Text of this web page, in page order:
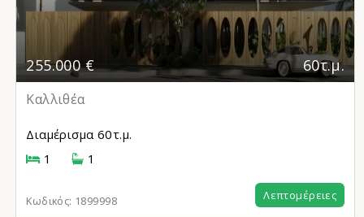
255.000 € 60τ.μ.
Καλλιθέα
Διαμέρισμα 60τ.μ.
1
1
Κωδικός: 1899998 Λεπτομέρειες